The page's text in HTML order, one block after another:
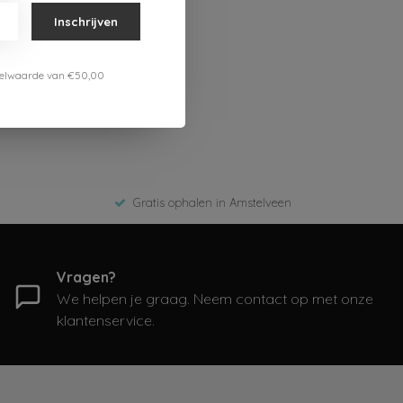
Gratis ophalen in Amstelveen
Vragen?
We helpen je graag. Neem contact op met onze
klantenservice.
Inschrijven
van €50,00